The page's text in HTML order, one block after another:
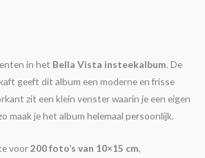
in het Bella Vista insteekalbum. De
geeft dit album een moderne en frisse
zit een klein venster waarin je een eigen
maak je het album helemaal persoonlijk.
voor200 foto’s van 10×15 cm,